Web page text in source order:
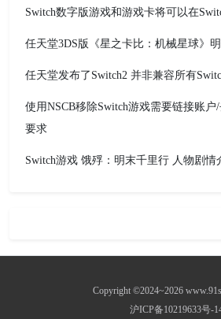
Switch数字版游戏和游戏卡将可以在
任天堂3DS版《星之卡比：机械星球》
任天堂发布了Switch2 并非兼容所有
使用NSCB移除Switch游戏需要链接账
要求
Switch游戏 饿殍：明末千里行 人物剧情
Copyright ©2024~2026
沪ICP备10219633号-